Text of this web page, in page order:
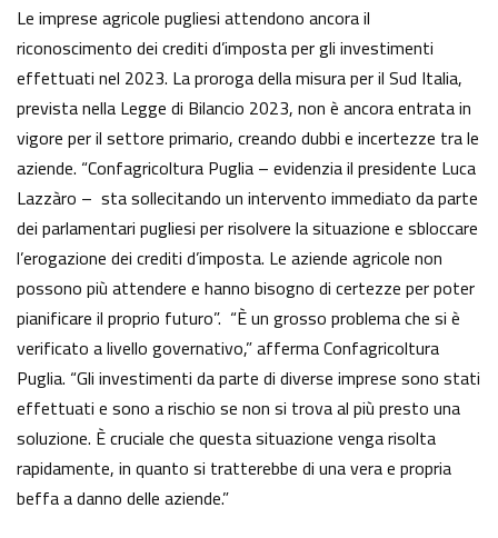
Le imprese agricole pugliesi attendono ancora il
riconoscimento dei crediti d’imposta per gli investimenti
effettuati nel 2023. La proroga della misura per il Sud Italia,
prevista nella Legge di Bilancio 2023, non è ancora entrata in
vigore per il settore primario, creando dubbi e incertezze tra le
aziende. “Confagricoltura Puglia – evidenzia il presidente Luca
Lazzàro – sta sollecitando un intervento immediato da parte
dei parlamentari pugliesi per risolvere la situazione e sbloccare
l’erogazione dei crediti d’imposta. Le aziende agricole non
possono più attendere e hanno bisogno di certezze per poter
pianificare il proprio futuro”. “È un grosso problema che si è
verificato a livello governativo,” afferma Confagricoltura
Puglia. “Gli investimenti da parte di diverse imprese sono stati
effettuati e sono a rischio se non si trova al più presto una
soluzione. È cruciale che questa situazione venga risolta
rapidamente, in quanto si tratterebbe di una vera e propria
beffa a danno delle aziende.”